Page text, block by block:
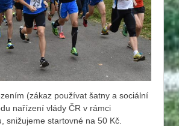
(zákaz používat šatny a sociální
nařízení vlády ČR v rámci
snižujeme startovné na 50 Kč.